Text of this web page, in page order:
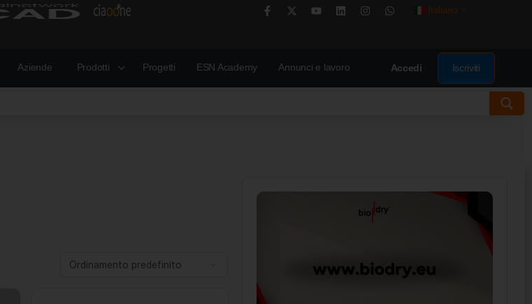
Italiano
Aziende Prodotti Progetti ESN Academy Annunci e lavoro Accedi Iscriviti